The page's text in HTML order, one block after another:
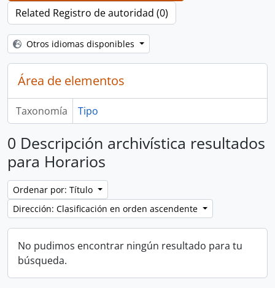
Related Registro de autoridad (0)
Otros idiomas disponibles
Área de elementos
Taxonomía Tipo
0 Descripción archivística resultados
para Horarios
Ordenar por: Título
Dirección: Clasificación en orden ascendente
No pudimos encontrar ningún resultado para tu
búsqueda.